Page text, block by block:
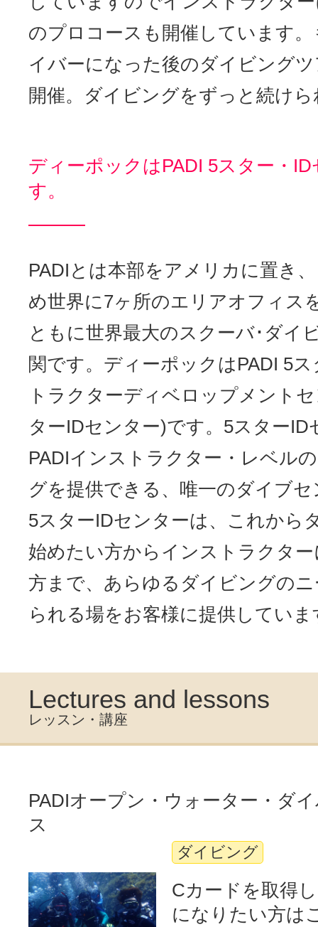
のプロコースも開催しています
イバーになった後のダイビング
開催。ダイビングをずっと続け
ディーポックはPADI 5スター・
す。
PADIとは本部をアメリカに置き
め世界に7ヶ所のエリアオフィス
ともに世界最大のスクーバ･ダイ
関です。ディーポックはPADI 5
トラクターディベロップメント
ターIDセンター)です。5スターID
PADIインストラクター・レベル
グを提供できる、唯一のダイブ
5スターIDセンターは、これから
始めたい方からインストラクタ
方まで、あらゆるダイビングの
られる場をお客様に提供していま
Lectures and lessons
レッスン・講座
PADIオープン・ウォーター・ダ
ス
ダイビング
Cカードを取得
になりたい方は